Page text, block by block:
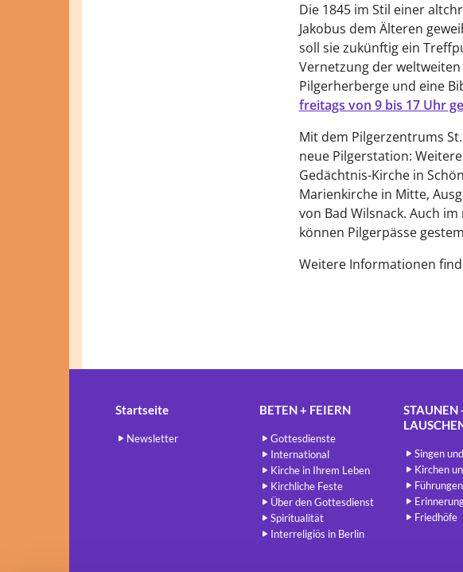
Die 1845 im Stil einer
Jakobus dem Älteren
soll sie zukünftig ein
Vernetzung der
Pilgerherberge und eine
freitags von 9 bis 17 Uhr
Mit dem Pilgerzentrums
neue Pilgerstation:
Gedächtnis-Kirche in
Marienkirche in Mitte,
von Bad Wilsnack. Auch
können Pilgerpässe
Weitere Informationen
Startseite
Newsletter
BETEN + FEIERN
Gottesdienste
International
Kirche in Ihrem Leben
Kirchliche Feste
Über den Gottesdienst
Spiritualität
Interreligiös in Berlin
STAUNEN
Singen
Kirchen
Führungen
Friedhöfe